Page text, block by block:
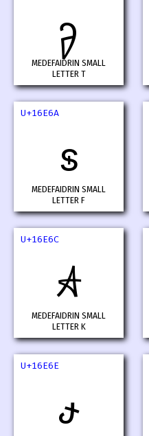
𖹨
MEDEFAIDRIN SMALL
LETTER T
U+16E6A
𖹪
MEDEFAIDRIN SMALL
LETTER F
U+16E6C
𖹬
MEDEFAIDRIN SMALL
LETTER K
U+16E6E
𖹮